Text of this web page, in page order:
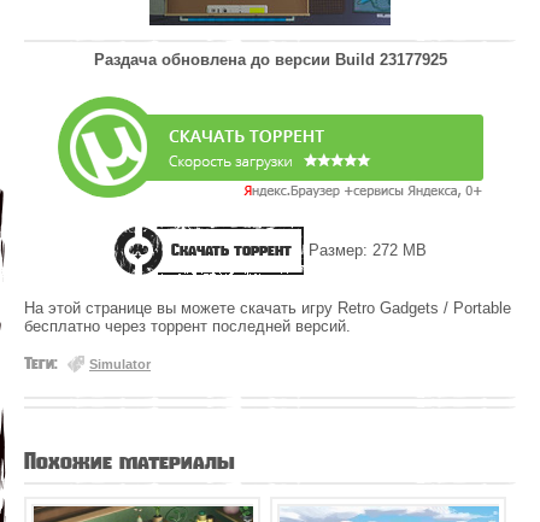
Раздача обновлена до версии Build 23177925
Скачать торрент Размер: 272 MB
На этой странице вы можете скачать игру Retro Gadgets / Portable
бесплатно через торрент последней версий.
Теги: Simulator
Похожие материалы